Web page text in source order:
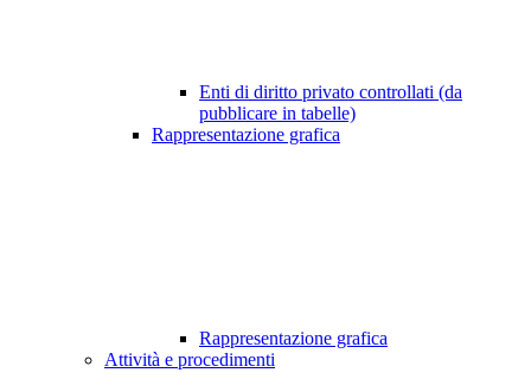
Enti di diritto privato controllati (da
pubblicare in tabelle)
Rappresentazione grafica
Rappresentazione grafica
Attività e procedimenti